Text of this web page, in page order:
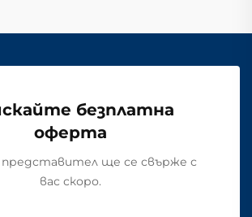
безплатна
оферта
ще се свърже с
вас скоро.